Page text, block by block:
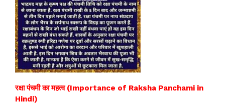
रक्षा पंचमी का महत्व (Importance of Raksha Panchami in
Hindi)